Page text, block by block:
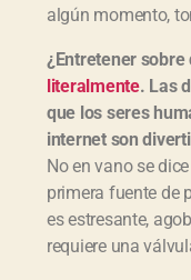
algún momento,
¿Entretener sobre
literalmente. Las
que los seres
internet son
No en vano se
primera fuente de
es estresante,
requiere una